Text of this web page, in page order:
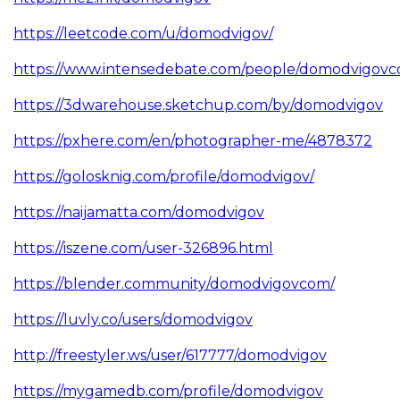
https://leetcode.com/u/domodvigov/
https://www.intensedebate.com/people/
https://3dwarehouse.sketchup.com/by/domodvigov
https://pxhere.com/en/photographer-me/4878372
https://golosknig.com/profile/domodvigov/
https://naijamatta.com/domodvigov
https://iszene.com/user-326896.html
https://blender.community/domodvigovcom/
https://luvly.co/users/domodvigov
http://freestyler.ws/user/617777/domodvigov
https://mygamedb.com/profile/domodvigov